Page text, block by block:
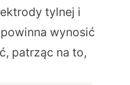
tylnej i
wynosić
patrząc na to,